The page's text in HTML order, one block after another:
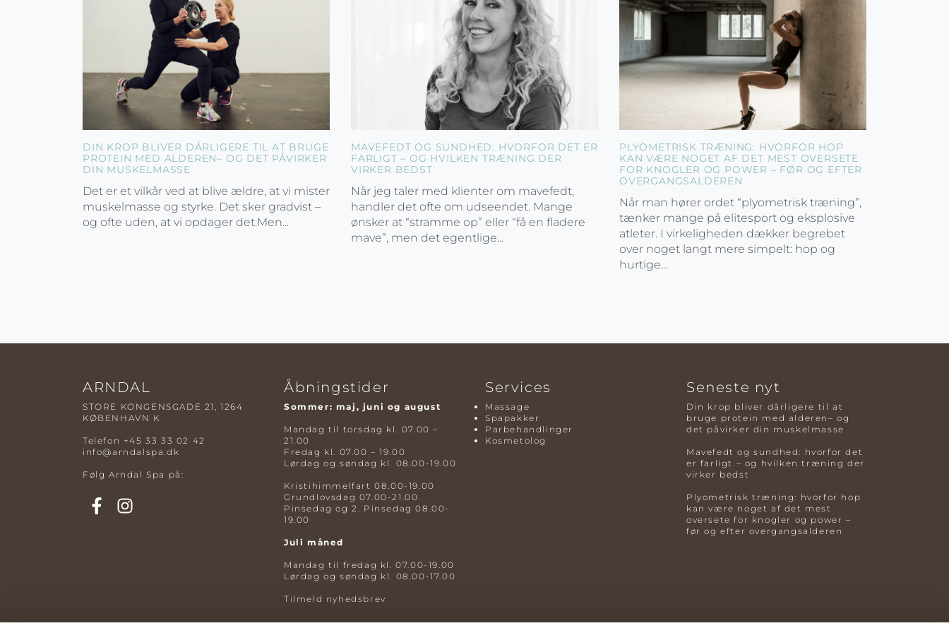
DIN KROP BLIVER DÅRLIGERE TIL AT BRUGE
PROTEIN MED ALDEREN– OG DET PÅVIRKER
DIN MUSKELMASSE
Det er et vilkår ved at blive ældre, at vi mister
muskelmasse og styrke. Det sker gradvist –
og ofte uden, at vi opdager det.Men...
MAVEFEDT OG SUNDHED: HVORFOR DET ER
FARLIGT – OG HVILKEN TRÆNING DER
VIRKER BEDST
Når jeg taler med klienter om mavefedt,
handler det ofte om udseendet. Mange
ønsker at “stramme op” eller “få en fladere
mave”, men det egentlige...
PLYOMETRISK TRÆNING: HVORFOR HOP
KAN VÆRE NOGET AF DET MEST OVERSETE
FOR KNOGLER OG POWER – FØR OG EFTER
OVERGANGSALDEREN
Når man hører ordet “plyometrisk træning”,
tænker mange på elitesport og eksplosive
atleter. I virkeligheden dækker begrebet
over noget langt mere simpelt: hop og
hurtige...
ARNDAL
STORE KONGENSGADE 21, 1264
KØBENHAVN K
Telefon +45 33 33 02 42
info@arndalspa.dk
Følg Arndal Spa på:
Åbningstider
Sommer: maj, juni og august
Mandag til torsdag kl. 07.00 –
21.00
Fredag kl. 07.00 – 19.00
Lørdag og søndag kl. 08.00-19.00
Kristihimmelfart 08.00-19.00
Grundlovsdag 07.00-21.00
Pinsedag og 2. Pinsedag 08.00-
19.00
Juli måned
Mandag til fredag kl. 07.00-19.00
Lørdag og søndag kl. 08.00-17.00
Tilmeld nyhedsbrev
Services
Massage
Spapakker
Parbehandlinger
Kosmetolog
Seneste nyt
Din krop bliver dårligere til at
bruge protein med alderen– og
det påvirker din muskelmasse
Mavefedt og sundhed: hvorfor det
er farligt – og hvilken træning der
virker bedst
Plyometrisk træning: hvorfor hop
kan være noget af det mest
oversete for knogler og power –
før og efter overgangsalderen